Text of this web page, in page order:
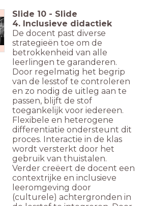
Slide 10 - Slide
4. Inclusieve didactiek
De docent past diverse
strategieën toe om de
betrokkenheid van alle
leerlingen te garanderen.
Door regelmatig het begrip
van de lesstof te controleren
en zo nodig de uitleg aan te
passen, blijft de stof
toegankelijk voor iedereen.
Flexibele en heterogene
differentiatie ondersteunt dit
proces. Interactie in de klas
wordt versterkt door het
gebruik van thuistalen.
Verder creëert de docent een
contextrijke en inclusieve
leeromgeving door
(culturele) achtergronden in